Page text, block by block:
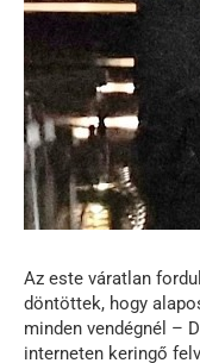
Az este váratlan
döntöttek, hogy
minden vendégnél –
interneten keringő